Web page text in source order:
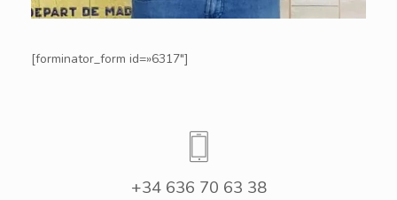
[forminator_form id=»6317″]
+34 636 70 63 38